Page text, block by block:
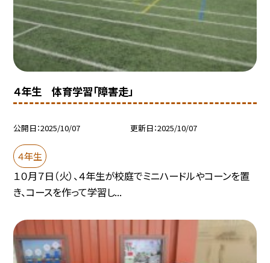
４年生 体育学習「障害走」
公開日 2025/10/07 更新日 2025/10/07
４年生
１０月７日（火）、４年生が校庭でミニハードルやコーンを置
き、コースを作って学習し...